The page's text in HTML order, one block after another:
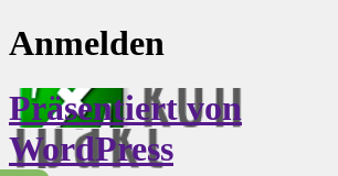
Anmelden
Präsentiert von
WordPress